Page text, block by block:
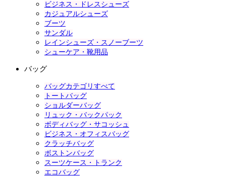
ビジネス・ドレスシューズ
カジュアルシューズ
ブーツ
サンダル
レインシューズ・スノーブーツ
シューケア・靴用品
バッグ
バッグカテゴリすべて
トートバッグ
ショルダーバッグ
リュック・バックパック
ボディバッグ・サコッシュ
ビジネス・オフィスバッグ
クラッチバッグ
ボストンバッグ
スーツケース・トランク
エコバッグ